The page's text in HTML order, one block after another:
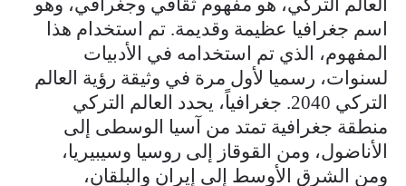
اسم جغرافيا عظيمة وقديمة. تم استخدام هذا
المفهوم، الذي تم استخدامه في الأدبيات
لسنوات، رسميا لأول مرة في وثيقة رؤية العالم
التركي 2040. جغرافياً، يحدد العالم التركي
منطقة جغرافية تمتد من آسيا الوسطى إلى
الأناضول، ومن القوقاز إلى روسيا وسيبيريا،
ومن الشرق الأوسط إلى إيران والبلقان،